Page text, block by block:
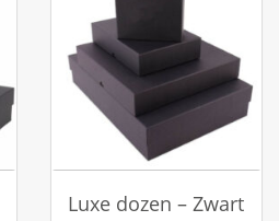
Luxe dozen – Zwart